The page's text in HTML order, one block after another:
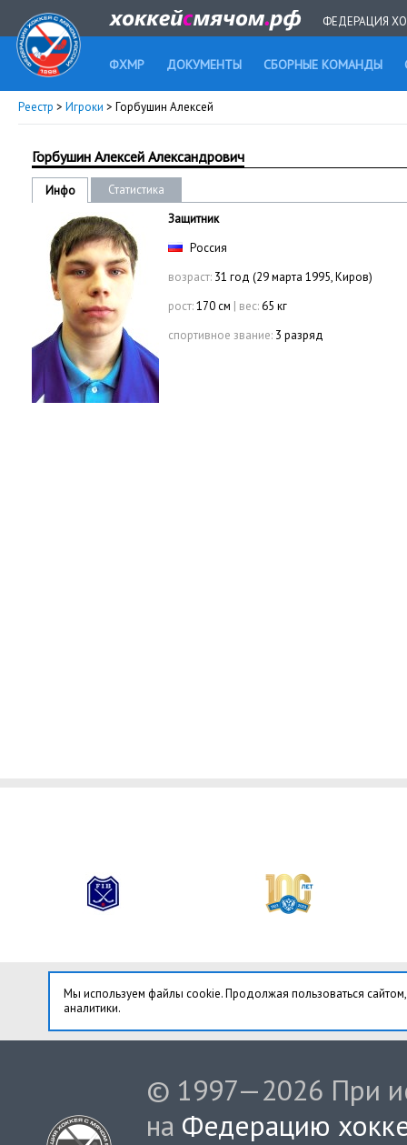
ФЕДЕРАЦИЯ
ФХМР ДОКУМЕНТЫ СБОРНЫЕ КОМАНДЫ
Реестр > Игроки > Горбушин Алексей
Горбушин Алексей Александрович
Инфо
Статистика
Защитник
Россия
возраст: 31 год (29 марта 1995, Киров)
рост:170 см | вес:65 кг
спортивное звание: 3 разряд
Мы используем файлы cookie. Продолжая пользоваться
аналитики.
© 1997—2026 При
на Федерацию